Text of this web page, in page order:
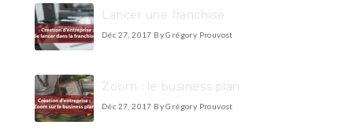
Lancer une franchise
Déc 27, 2017 By Grégory Prouvost
Zoom : le business plan
Déc 27, 2017 By Grégory Prouvost